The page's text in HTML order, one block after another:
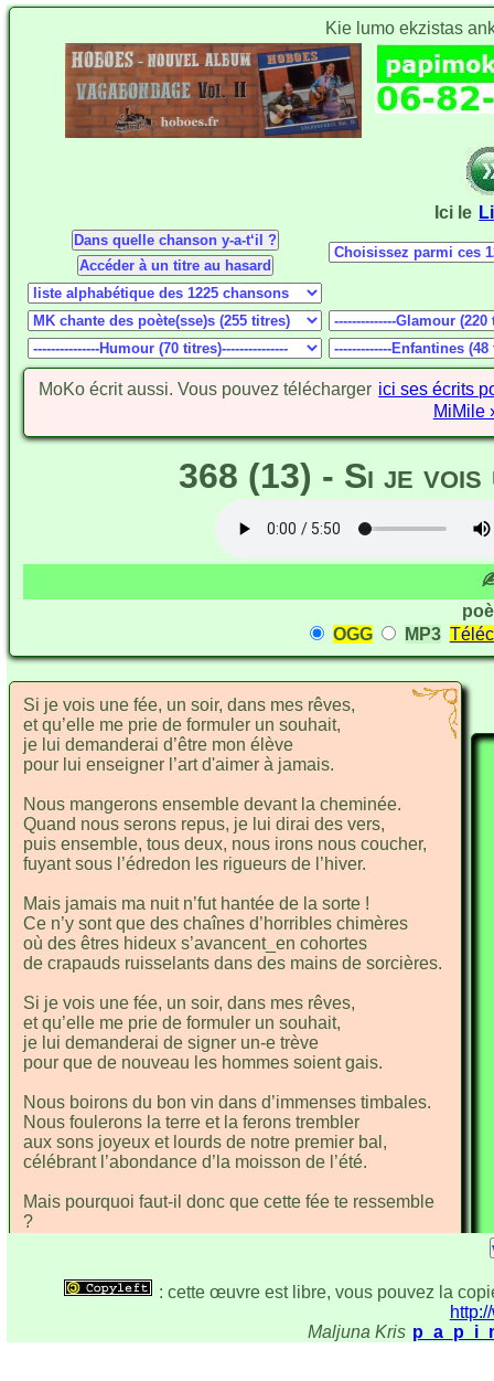
Kie lumo ekzistas
Ici le
MoKo écrit aussi. Vous pouvez télécharger ici ses écrits
MiMile
368 (13) - Si je
OGG
MP3
Si je vois une fée, un soir, dans mes rêves,
et qu’elle me prie de formuler un souhait,
je lui demanderai d’être mon é lève
pour lui enseigner l’art d'aimer à jamais.
Nous mangerons ensemble devant la cheminée.
Quand nous serons repus, je lui dirai des vers,
puis ensemble, tous deux, nous irons nous coucher,
fuyant sous l’édredon les rigueurs de l’hiver.
Mais jamais ma nuit n’fut hantée de la sorte !
Ce n’y sont que des chaînes d’horribles chimères
où des êtres hideux s’avancent_en cohortes
de crapauds ruisse lants dans des mains de sorcières.
Si je vois une fée, un soir, dans mes rêves,
et qu’elle me prie de formuler un souhait,
je lui demanderai de signer un-e trève
pour que de nouveau les hommes soientgais.
Nous boirons du bon vin dans d’immenses timbales.
Nous foulerons la terre et la ferons trembler
aux sons joyeux et lourds de notre premier bal,
célébrant l’abondance d’la moisson de l’été.
Mais pourquoi faut-il donc que cette fée te ressemble
?
Est-ce bien le ha
fait que ma main
ou suis-je encore, pour toi,tout empreint de désir ?
: cette œuvre est libre, vous pouvez la
Maljuna Kris